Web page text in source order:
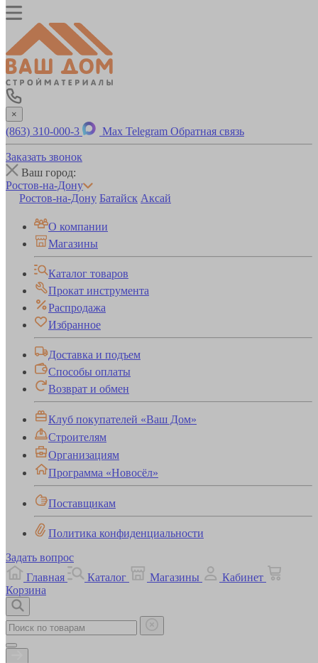
×
(863) 310-000-3 Max Telegram Обратная связь
Заказать звонок
Ваш город:
Ростов-на-Дону
Ростов-на-Дону Батайск Аксай
О компании
Магазины
Каталог товаров
Прокат инструмента
Распродажа
Избранное
Доставка и подъем
Способы оплаты
Возврат и обмен
Клуб покупателей «Ваш Дом»
Строителям
Организациям
Программа «Новосёл»
Поставщикам
Политика конфиденциальности
Задать вопрос
Главная
Каталог Магазины
Кабинет
Корзина